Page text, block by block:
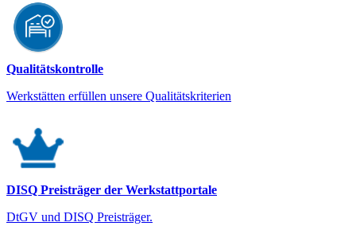
Qualitätskontrolle
Werkstätten erfüllen unsere Qualitätskriterien
DISQ Preisträger der Werkstattportale
DtGV und DISQ Preisträger.